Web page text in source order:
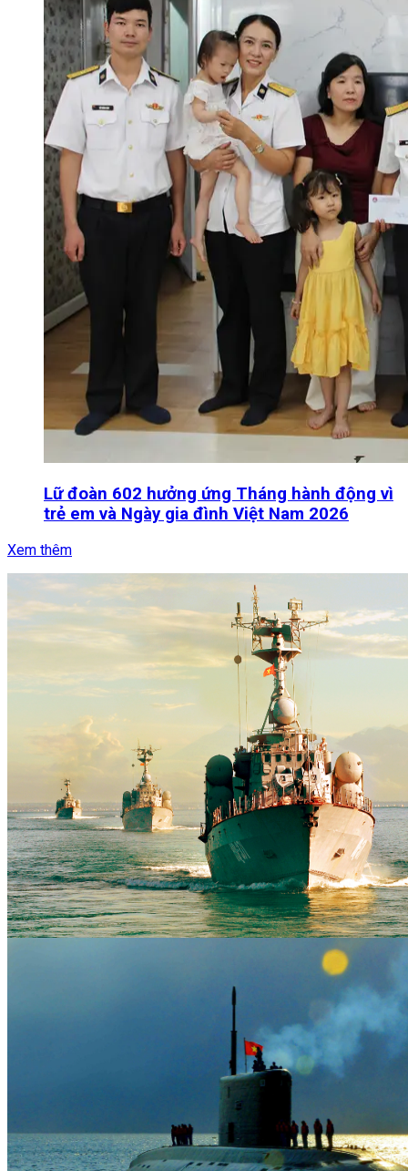
Lữ đoàn 602 hưởng ứng Tháng hành động vì
trẻ em và Ngày gia đình Việt Nam 2026
Xem thêm